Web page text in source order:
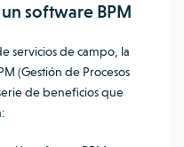
software BPM
servicios de campo, la
(Gestión de Procesos
de beneficios que